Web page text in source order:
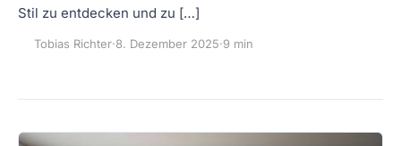
Stil zu entdecken und zu […]
Tobias Richter·8. Dezember 2025·9 min